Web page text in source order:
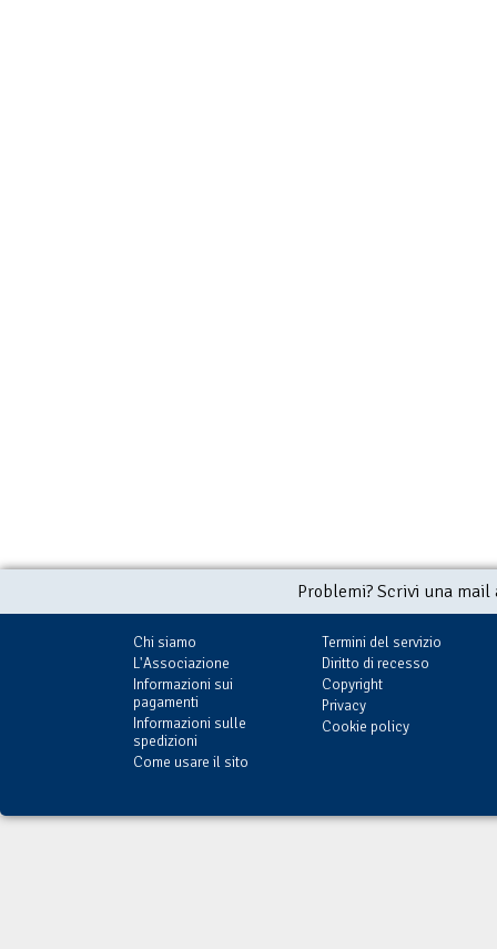
Problemi? Scrivi una
Chi siamo
L'Associazione
Informazioni sui
pagamenti
Informazioni sulle
spedizioni
Come usare il sito
Termini del servizio
Diritto di recesso
Copyright
Privacy
Cookie policy